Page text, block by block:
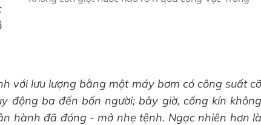
với lưu lượng bằng một máy bơm có công suất cỡ
động ba đến bốn người; bây giờ, cống kín không
hành đã đóng - mở nhẹ tệnh. Ngạc nhiên hơn là